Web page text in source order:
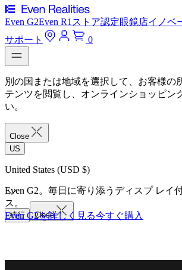
Even G2Even R1 ストア認定眼鏡店イノベ
サポート
0
別の国または地域を選択して、お客様の
テンツを閲覧し、オンラインショッピン
い。
Close
US
United States (USD $)
続行 Close
Even G2。毎日に寄り添うディスプ レイ
ス。
Even G2を詳しく見る今すぐ購入